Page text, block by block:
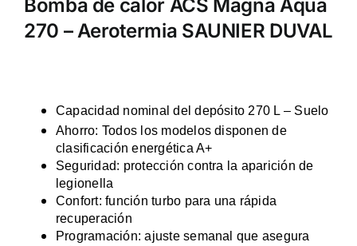
Bomba de calor ACS Magna Aqua
270 – Aerotermia SAUNIER DUVAL
Capacidad nominal del depósito 270 L – Suelo
Ahorro: Todos los modelos disponen de
clasificación energética A+
Seguridad: protección contra la aparición de
legionella
Confort: función turbo para una rápida
recuperación
Programación: ajuste semanal que asegura